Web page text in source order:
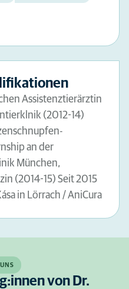
Assistenztierärztin
(2012-14)
an der
München,
(2014-15) Seit 2015
in Lörrach / AniCura
von Dr.